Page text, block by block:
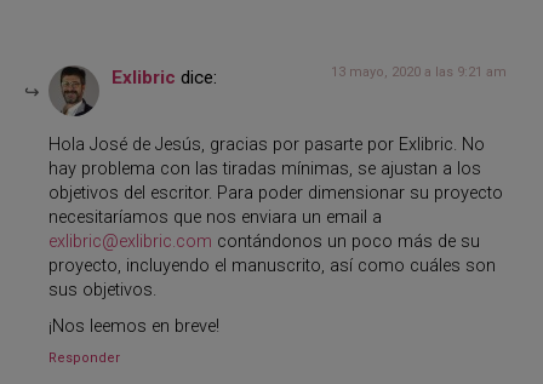
Exlibric dice: 13 mayo, 2020 a las 9:21 am
Hola José de Jesús, gracias por pasarte por Exlibric. No
hay problema con las tiradas mínimas, se ajustan a los
objetivos del escritor. Para poder dimensionar su proyecto
necesitaríamos que nos enviara un email a
exlibric@exlibric.com contándonos un poco más de su
proyecto, incluyendo el manuscrito, así como cuáles son
sus objetivos.
¡Nos leemos en breve!
Responder